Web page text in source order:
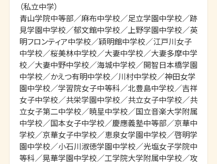
（私立中学）
青山学院中等部／麻布中学校／足立学園中学校／跡
見学園中学校／郁文館中学校／上野学園中学校／英
明フロンティア中学校／穎明館中学校／江戸川女子
中学校／桜美林中学校／大妻中学校／大妻多摩中学
校／大妻中野中学校／海城中学校／開智日本橋学園
中学校／かえつ有明中学校／川村中学校／神田女学
園中学校／学習院女子中等科／北豊島中学校／吉祥
女子中学校／共栄学園中学校／共立女子中学校／共
立女子第二中学校／暁星中学校／国立音楽大学附属
中学校／国本女子中学校／慶應義塾中等部／京華中
学校／京華女子中学校／恵泉女学園中学校／啓明学
園中学校／小石川淑徳学園中学校／光塩女子学院中
等科／晃華学園中学校／工学院大学附属中学校／攻